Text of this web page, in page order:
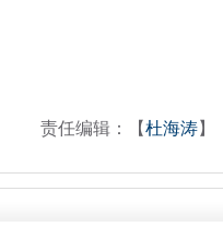
责任编辑：【杜海涛】